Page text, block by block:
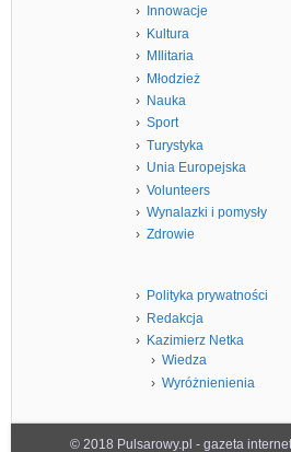
Innowacje
Kultura
MIlitaria
Młodzież
Nauka
Sport
Turystyka
Unia Europejska
Volunteers
Wynalazki i pomysły
Zdrowie
Polityka prywatności
Redakcja
Kazimierz Netka
Wiedza
Wyróżnienienia
© 2018 Pulsarowy.pl - gazeta